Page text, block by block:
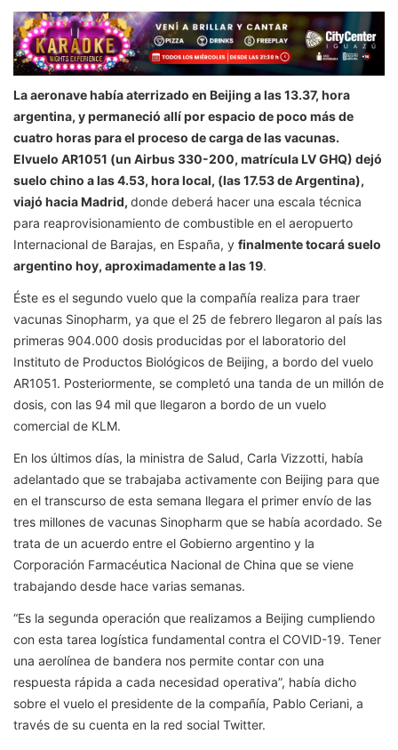
La aeronave había aterrizado en Beijing a las 13.37, hora
argentina, y permaneció allí por espacio de poco más de
cuatro horas para el proceso de carga de las vacunas.
Elvuelo AR1051 (un Airbus 330-200, matrícula LV GHQ) dejó
suelo chino a las 4.53, hora local, (las 17.53 de Argentina),
viajó hacia Madrid, donde deberá hacer una escala técnica
para reaprovisionamiento de combustible en el aeropuerto
Internacional de Barajas, en España, y finalmente tocará suelo
argentino hoy, aproximadamente a las 19.
Éste es el segundo vuelo que la compañía realiza para traer
vacunas Sinopharm, ya que el 25 de febrero llegaron al país las
primeras 904.000 dosis producidas por el laboratorio del
Instituto de Productos Biológicos de Beijing, a bordo del vuelo
AR1051. Posteriormente, se completó una tanda de un millón de
dosis, con las 94 mil que llegaron a bordo de un vuelo
comercial de KLM.
En los últimos días, la ministra de Salud, Carla Vizzotti, había
adelantado que se trabajaba activamente con Beijing para que
en el transcurso de esta semana llegara el primer envío de las
tres millones de vacunas Sinopharm que se había acordado. Se
trata de un acuerdo entre el Gobierno argentino y la
Corporación Farmacéutica Nacional de China que se viene
trabajando desde hace varias semanas.
“Es la segunda operación que realizamos a Beijing cumpliendo
con esta tarea logística fundamental contra el COVID-19. Tener
una aerolínea de bandera nos permite contar con una
respuesta rápida a cada necesidad operativa”, había dicho
sobre el vuelo el presidente de la compañía, Pablo Ceriani, a
través de su cuenta en la red social Twitter.